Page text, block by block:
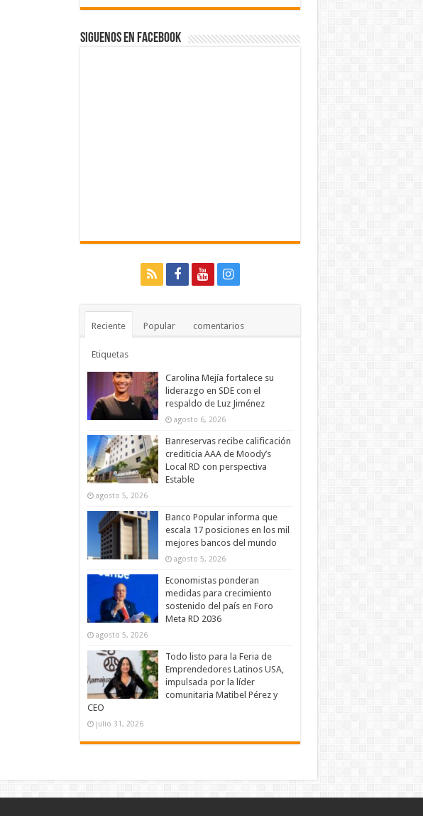
Siguenos en Facebook
Reciente Popular comentarios
Etiquetas
Carolina Mejía fortalece su
liderazgo en SDE con el
respaldo de Luz Jiménez
agosto 6, 2026
Banreservas recibe calificación
crediticia AAA de Moody’s
Local RD con perspectiva
Estable
agosto 5, 2026
Banco Popular informa que
escala 17 posiciones en los mil
mejores bancos del mundo
agosto 5, 2026
Economistas ponderan
medidas para crecimiento
sostenido del país en Foro
Meta RD 2036
agosto 5, 2026
Todo listo para la Feria de
Emprendedores Latinos USA,
impulsada por la líder
comunitaria Matibel Pérez y
CEO
julio 31, 2026